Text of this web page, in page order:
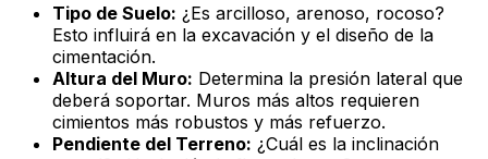
Tipo de Suelo: ¿Es arcilloso, arenoso, rocoso?
Esto influirá en la excavación y el diseño de la
cimentación.
Altura del Muro: Determina la presión lateral que
deberá soportar. Muros más altos requieren
cimientos más robustos y más refuerzo.
Pendiente del Terreno: ¿Cuál es la inclinación